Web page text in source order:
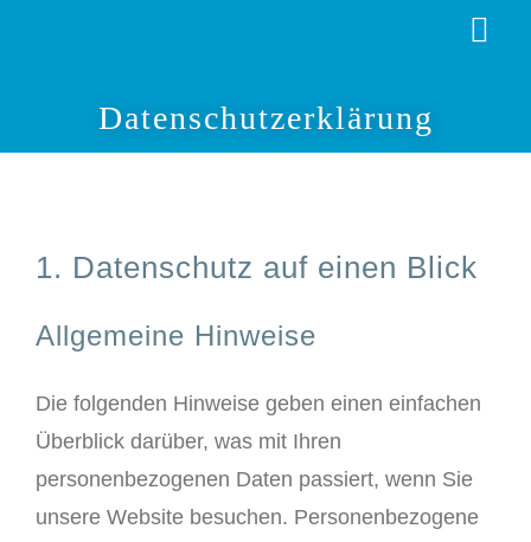
ANFAHRT
LEIPZIG/HALLE
BEWERTUNGEN
LOGIN
Datenschutzerklärung
1. Datenschutz auf einen Blick
Allgemeine Hinweise
Die folgenden Hinweise geben einen einfachen
Überblick darüber, was mit Ihren
personenbezogenen Daten passiert, wenn Sie
unsere Website besuchen. Personenbezogene